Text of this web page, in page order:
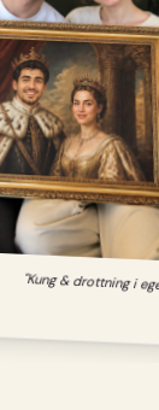
"Kung & drottning i